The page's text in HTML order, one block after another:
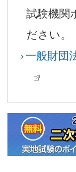
試験機関
ださい。
一般財団